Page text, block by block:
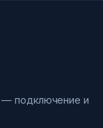
подключение и